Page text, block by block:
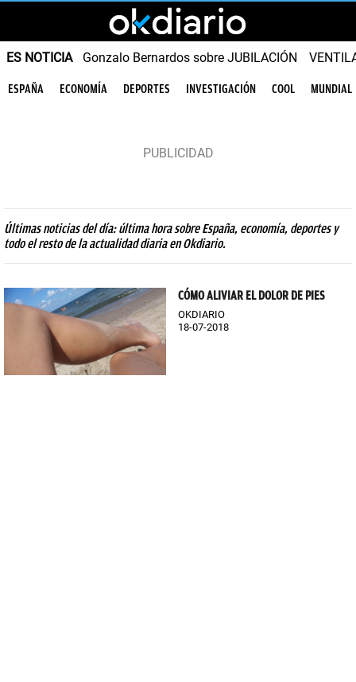
ES NOTICIA Gonzalo Bernardos sobre JUBILACIÓN
ESPAÑA ECONOMÍA DEPORTES INVESTIGACIÓN COOL MUNDIAL
Últimas noticias del día: última hora sobre España, economía, deportes y
todo el resto de la actualidad diaria en Okdiario.
CÓMO ALIVIAR EL DOLOR DE PIES
OKDIARIO
18-07-2018